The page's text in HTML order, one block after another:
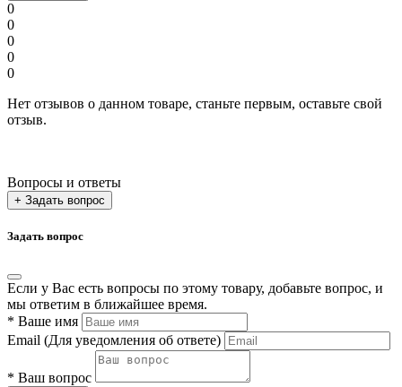
0
0
0
0
0
Нет отзывов о данном товаре, станьте первым, оставьте свой
отзыв.
Вопросы и ответы
+ Задать вопрос
Задать вопрос
Если у Вас есть вопросы по этому товару, добавьте вопрос, и
мы ответим в ближайшее время.
* Ваше имя
Email (Для уведомления об ответе)
* Ваш вопрос